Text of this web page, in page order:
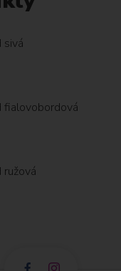
sivá
fialovobordová
ružová